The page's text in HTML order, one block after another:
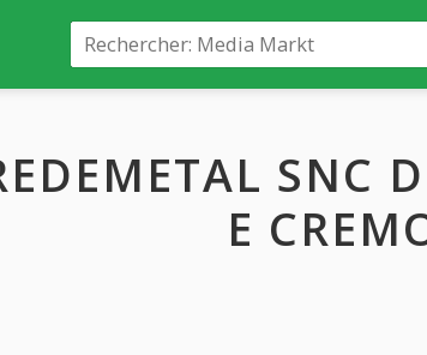
SNC
E